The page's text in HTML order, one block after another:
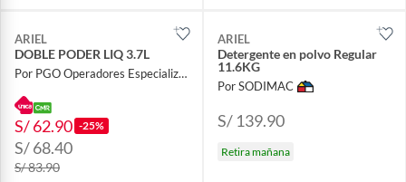
ARIEL
DOBLE PODER LIQ 3.7L
Por PGO Operadores Especializados
S/ 62.90 -25%
S/ 68.40
S/ 83.90
ARIEL
Detergente en polvo Regular
11.6KG
Por SODIMAC
S/ 139.90
Retira mañana